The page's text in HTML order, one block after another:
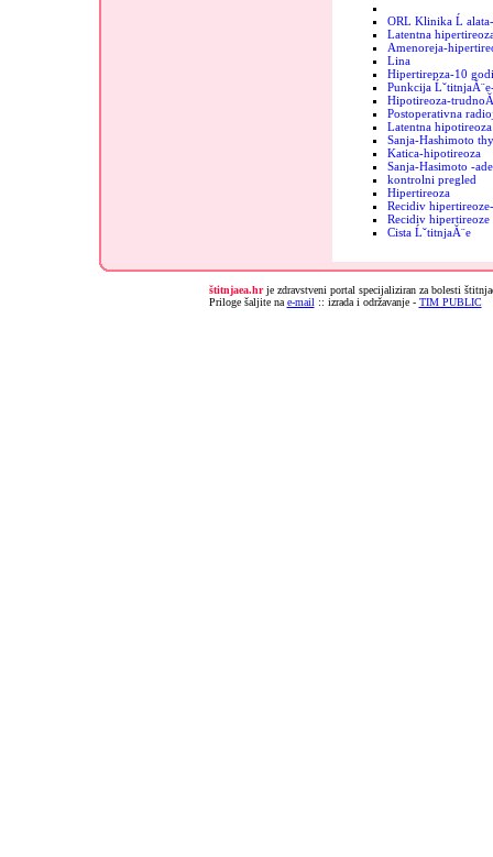
ORL Klinika Ĺ
Latentna
Amenoreja-
Lina
Hipertirepza-10
Punkcija
Hipotireoza-
Postoperativna
Latentna hipotireoza
Sanja-Hashimoto
Katica-hipotireoza
Sanja-Hasimoto -
kontrolni pregled
Hipertireoza
Recidiv
Recidiv hipertireoze
Cista ĹˇtitnjaĂ¨e
štitnjaea.hrje zdravstveni portal specijaliziran za bolesti
Priloge šaljite na e-mail :: izrada i održavanje - TIM PUBLIC